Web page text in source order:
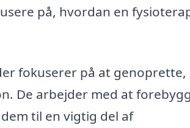
på, hvordan en
fokuserer på at genoprette,
De arbejder med at
til en vigtig del af